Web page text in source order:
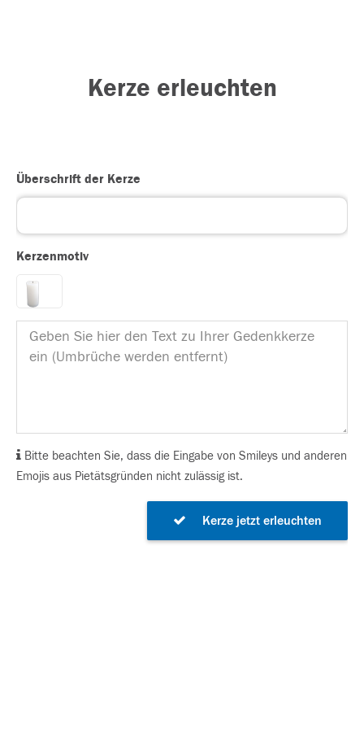
Kerze erleuchten
Überschrift der Kerze
Kerzenmotiv
Bitte beachten Sie, dass die Eingabe von Smileys und anderen
Emojis aus Pietätsgründen nicht zulässig ist.
Kerze jetzt erleuchten